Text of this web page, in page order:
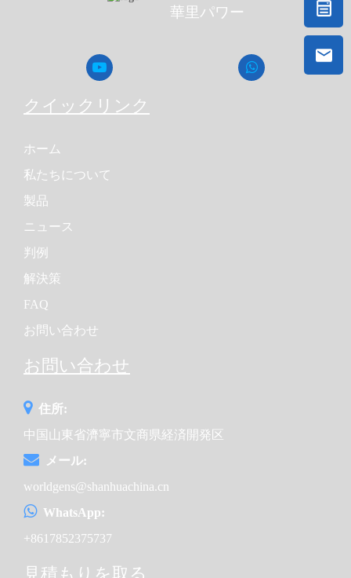
華里パワー
クイックリンク
ホーム
私たちについて
製品
ニュース
判例
解決策
FAQ
お問い合わせ
お問い合わせ
住所:
中国山東省濟寧市文商県経済開発区
メール:
worldgens@shanhuachina.cn
WhatsApp:
+8617852375737
見積もりを取る